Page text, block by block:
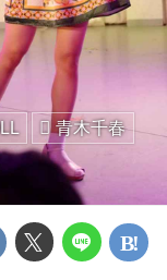
青木千春